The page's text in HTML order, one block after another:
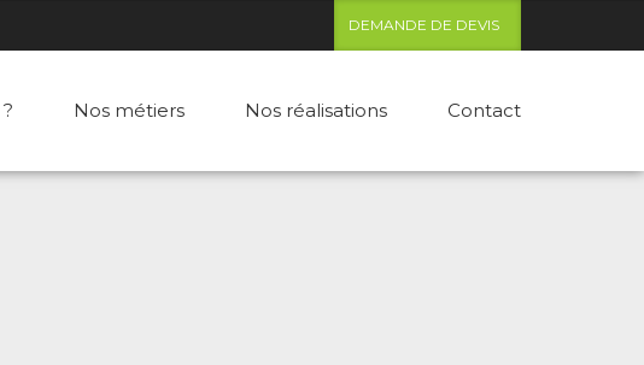
DEMANDE DE DEVIS
Nos métiers Nos réalisations Contact